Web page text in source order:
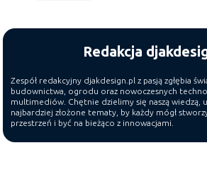
Redakcja
Zespół redakcyjny djakdesign.pl z pasją zgłębia
budownictwa, ogrodu oraz nowoczesnych
multimediów. Chętnie dzielimy się naszą wiedzą,
najbardziej złożone tematy, by każdy mógł
przestrzeń i być na bieżąco z innowacjami.